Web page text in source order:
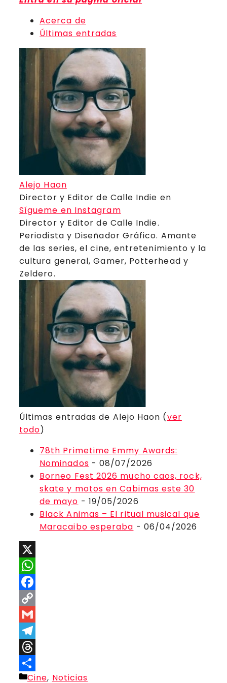
Acerca de
Últimas entradas
Alejo Haon
Director y Editor de Calle Indie en
Sígueme en Instagram
Director y Editor de Calle Indie.
Periodista y Diseñador Gráfico. Amante
de las series, el cine, entretenimiento y la
cultura general, Gamer, Potterhead y
Zeldero.
Últimas entradas de Alejo Haon (ver
todo)
78th Primetime Emmy Awards:
Nominados - 08/07/2026
Borneo Fest 2026 mucho caos, rock,
skate y motos en Cabimas este 30
de mayo - 19/05/2026
Black Animas – El ritual musical que
Maracaibo esperaba - 06/04/2026
X
WhatsApp
Facebook
Copy
Link
Gmail
Telegram
Threads
Compartir
Categorías
Cine, Noticias